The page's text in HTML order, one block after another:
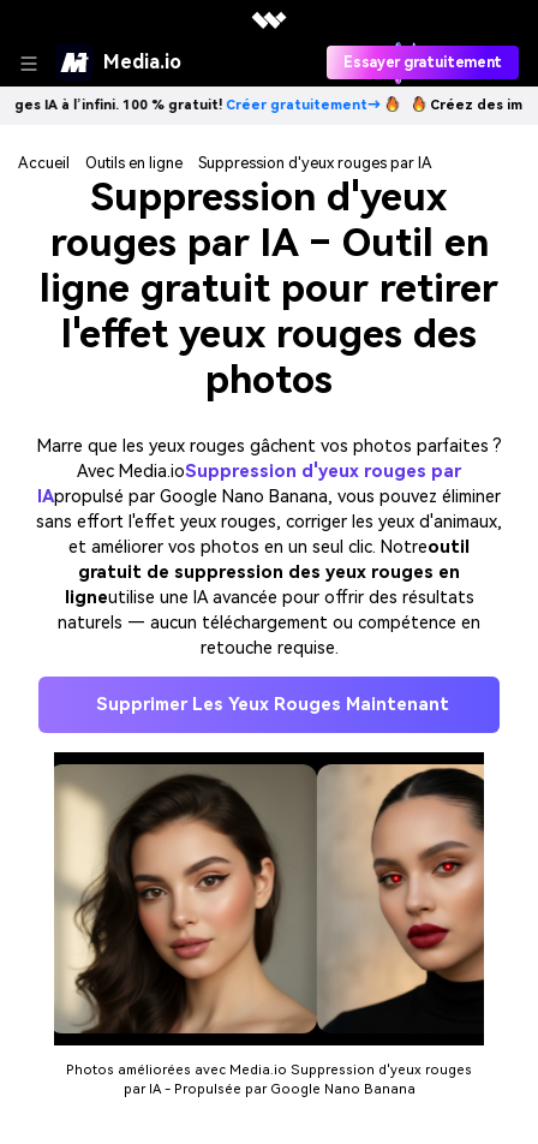
Media.io Essayer gratuitement
100 % gratuit!Créer gratuitement→ Créez des images IA à
Accueil Outils en ligne Suppression d'yeux rouges par IA
Suppression d'yeux
rouges par IA – Outil en
ligne gratuit pour retirer
l'effet yeux rouges des
photos
Marre que les yeux rouges gâchent vos photos parfaites ?
Avec Media.ioSuppression d'yeux rouges par
IApropulsé par Google Nano Banana, vous pouvez éliminer
sans effort l'effet yeux rouges, corriger les yeux d'animaux,
et améliorer vos photos en un seul clic. Notreoutil
gratuit de suppression des yeux rouges en
ligneutilise une IA avancée pour offrir des résultats
naturels — aucun téléchargement ou compétence en
retouche requise.
Supprimer Les Yeux Rouges Maintenant
Photos améliorées avec Media.io Suppression d'yeux rouges
par IA - Propulsée par Google Nano Banana